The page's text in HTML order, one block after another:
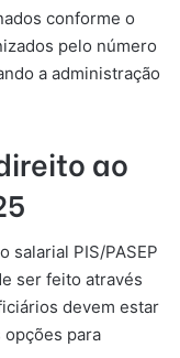
conforme o
pelo número
a administração
ao
salarial PIS/PASEP
ser feito através
devem estar
para